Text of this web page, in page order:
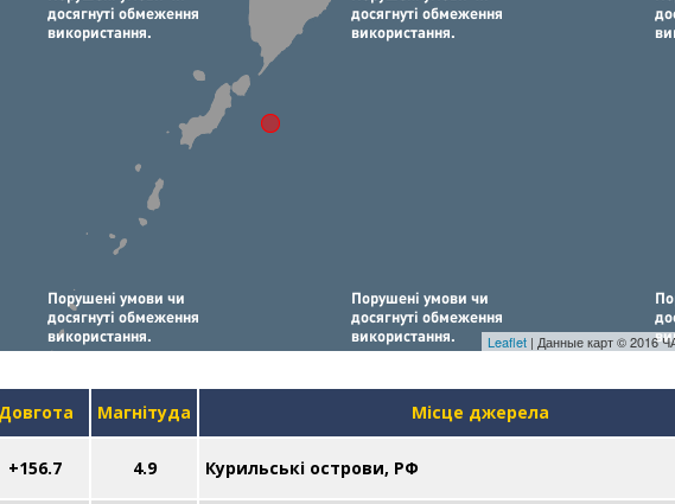
Leaflet| Данные карт © 2016
Довгота Магнітуда
Місце джерела
+156.7 4.9 Курильські острови, РФ